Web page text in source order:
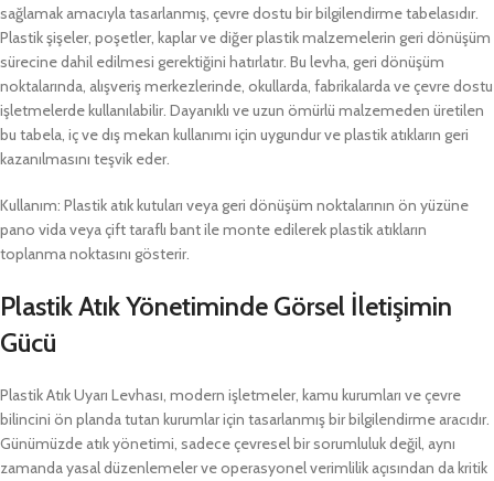
sağlamak amacıyla tasarlanmış, çevre dostu bir bilgilendirme tabelasıdır.
Plastik şişeler, poşetler, kaplar ve diğer plastik malzemelerin geri dönüşüm
sürecine dahil edilmesi gerektiğini hatırlatır. Bu levha, geri dönüşüm
noktalarında, alışveriş merkezlerinde, okullarda, fabrikalarda ve çevre dostu
işletmelerde kullanılabilir. Dayanıklı ve uzun ömürlü malzemeden üretilen
bu tabela, iç ve dış mekan kullanımı için uygundur ve plastik atıkların geri
kazanılmasını teşvik eder.
Kullanım: Plastik atık kutuları veya geri dönüşüm noktalarının ön yüzüne
pano vida veya çift taraflı bant ile monte edilerek plastik atıkların
toplanma noktasını gösterir.
Plastik Atık Yönetiminde Görsel İletişimin
Gücü
Plastik Atık Uyarı Levhası, modern işletmeler, kamu kurumları ve çevre
bilincini ön planda tutan kurumlar için tasarlanmış bir bilgilendirme aracıdır.
Günümüzde atık yönetimi, sadece çevresel bir sorumluluk değil, aynı
zamanda yasal düzenlemeler ve operasyonel verimlilik açısından da kritik